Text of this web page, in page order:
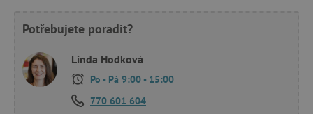
Potřebujete poradit?
Linda Hodková
Po - Pá 9:00 - 15:00
770 601 604